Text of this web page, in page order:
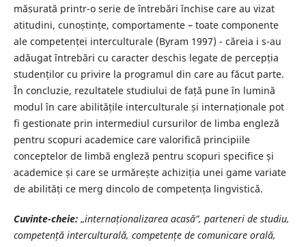
măsurată printr-o serie de întrebări închise care au vizat
atitudini, cunoștințe, comportamente – toate componente
ale competenței interculturale (Byram 1997) - căreia i s-au
adăugat întrebări cu caracter deschis legate de percepția
studenților cu privire la programul din care au făcut parte.
În concluzie, rezultatele studiului de față pune în lumină
modul în care abilitățile interculturale și internaționale pot
fi gestionate prin intermediul cursurilor de limba engleză
pentru scopuri academice care valorifică principiile
conceptelor de limbă engleză pentru scopuri specifice și
academice și care se urmărește achiziția unei game variate
de abilități ce merg dincolo de competența lingvistică.
Cuvinte-cheie: „internaționalizarea acasă”, parteneri de studiu,
competență interculturală, competențe de comunicare orală,